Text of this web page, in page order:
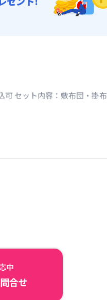
セット内容：敷布団・掛布
中
合せ